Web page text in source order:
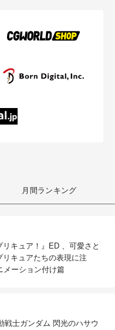
月間ランキング
リキュア！』ED 、可愛さと
キュアたちの表現に注
メーション付け篇
戦士ガンダム 閃光のハサウ